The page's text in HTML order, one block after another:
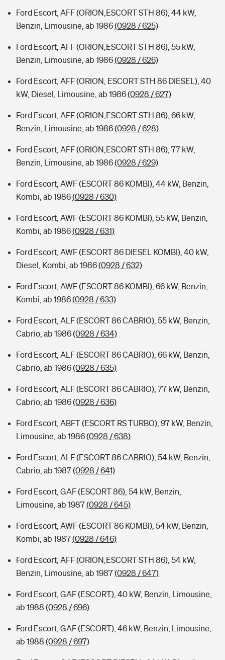
Ford Escort, AFF (ORION,ESCORT STH 86), 44 kW,
Benzin, Limousine, ab 1986(0928 / 625)
Ford Escort, AFF (ORION,ESCORT STH 86), 55 kW,
Benzin, Limousine, ab 1986(0928 / 626)
Ford Escort, AFF (ORION, ESCORT STH 86 DIESEL), 40
kW, Diesel, Limousine, ab 1986(0928 / 627)
Ford Escort, AFF (ORION,ESCORT STH 86), 66 kW,
Benzin, Limousine, ab 1986(0928 / 628)
Ford Escort, AFF (ORION,ESCORT STH 86), 77 kW,
Benzin, Limousine, ab 1986(0928 / 629)
Ford Escort, AWF (ESCORT 86 KOMBI), 44 kW, Benzin,
Kombi, ab 1986(0928 / 630)
Ford Escort, AWF (ESCORT 86 KOMBI), 55 kW, Benzin,
Kombi, ab 1986(0928 / 631)
Ford Escort, AWF (ESCORT 86 DIESEL KOMBI), 40 kW,
Diesel, Kombi, ab 1986(0928 / 632)
Ford Escort, AWF (ESCORT 86 KOMBI), 66 kW, Benzin,
Kombi, ab 1986(0928 / 633)
Ford Escort, ALF (ESCORT 86 CABRIO), 55 kW, Benzin,
Cabrio, ab 1986(0928 / 634)
Ford Escort, ALF (ESCORT 86 CABRIO), 66 kW, Benzin,
Cabrio, ab 1986(0928 / 635)
Ford Escort, ALF (ESCORT 86 CABRIO), 77 kW, Benzin,
Cabrio, ab 1986(0928 / 636)
Ford Escort, ABFT (ESCORT RS TURBO), 97 kW, Benzin,
Limousine, ab 1986(0928 / 638)
Ford Escort, ALF (ESCORT 86 CABRIO), 54 kW, Benzin,
Cabrio, ab 1987(0928 / 641)
Ford Escort, GAF (ESCORT 86), 54 kW, Benzin,
Limousine, ab 1987(0928 / 645)
Ford Escort, AWF (ESCORT 86 KOMBI), 54 kW, Benzin,
Kombi, ab 1987(0928 / 646)
Ford Escort, AFF (ORION,ESCORT STH 86), 54 kW,
Benzin, Limousine, ab 1987(0928 / 647)
Ford Escort, GAF (ESCORT), 40 kW, Benzin, Limousine,
ab 1988 (0928 / 696)
Ford Escort, GAF (ESCORT), 46 kW, Benzin, Limousine,
ab 1988 (0928 / 697)